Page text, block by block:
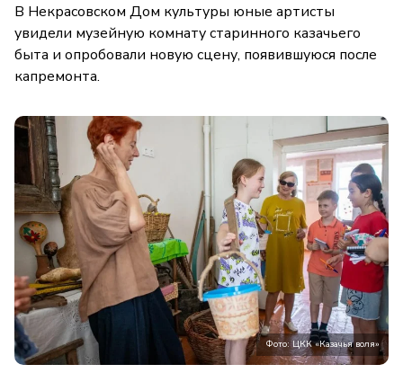
В Некрасовском Дом культуры юные артисты
увидели музейную комнату старинного казачьего
быта и опробовали новую сцену, появившуюся после
капремонта.
Фото: ЦКК «Казачья воля»